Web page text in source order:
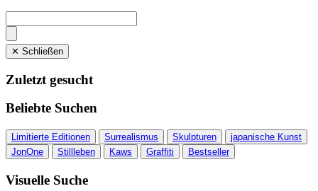
✕ Schließen
Zuletzt gesucht
Beliebte Suchen
Limitierte Editionen Surrealismus Skulpturen
japanische Kunst
JonOne
Stillleben Kaws Graffiti Bestseller
Visuelle Suche